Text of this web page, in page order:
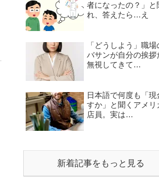
者になったの？」と
れ、答えたら…え
「どうしよう」職場
バサンが自分の挨拶
無視してきて…
日本語で何度も「現
すか」と聞くアメリ
店員。実は…
新着記事をもっと見る